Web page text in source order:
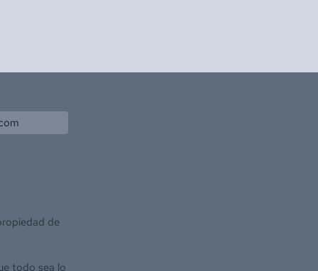
de
todo sea lo